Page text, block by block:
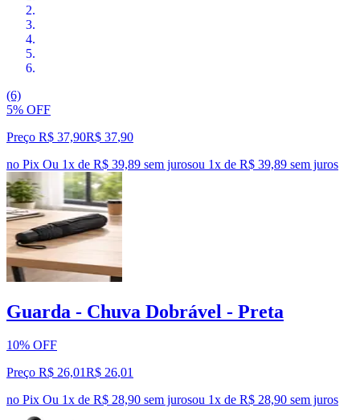
(6)
5% OFF
Preço R$ 37,90R$ 37,90
no Pix Ou 1x de R$ 39,89 sem jurosou 1x de R$ 39,89 sem juros
Guarda - Chuva Dobrável - Preta
10% OFF
Preço R$ 26,01R$ 26,01
no Pix Ou 1x de R$ 28,90 sem jurosou 1x de R$ 28,90 sem juros